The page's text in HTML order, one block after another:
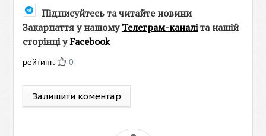
Підписуйтесь та читайте новини
Закарпаття у нашомуТелеграм-каналіта нашій
сторінці уFacebook
рейтинг: 0
Залишити коментар